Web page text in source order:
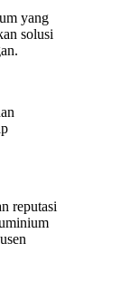
yang
solusi
reputasi